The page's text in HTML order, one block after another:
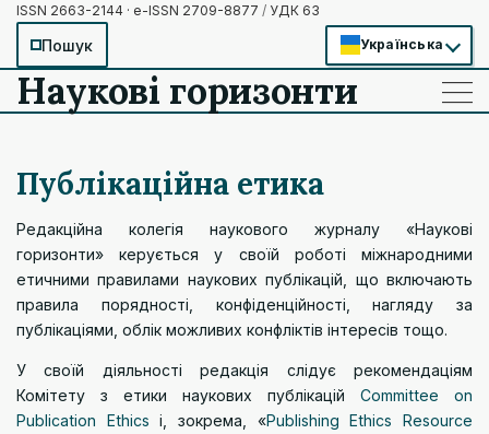
ISSN 2663-2144 · e-ISSN 2709-8877 / УДК 63
Пошук Українська
Наукові горизонти ——
——
——
Публікаційна етика
Редакційна колегія наукового журналу «Наукові
горизонти» керується у своїй роботі міжнародними
етичними правилами наукових публікацій, що включають
правила порядності, конфіденційності, нагляду за
публікаціями, облік можливих конфліктів інтересів тощо.
У своїй діяльності редакція слідує рекомендаціям
Комітету з етики наукових публікацій Committee on
Publication Ethicsі, зокрема, «Publishing Ethics Resource